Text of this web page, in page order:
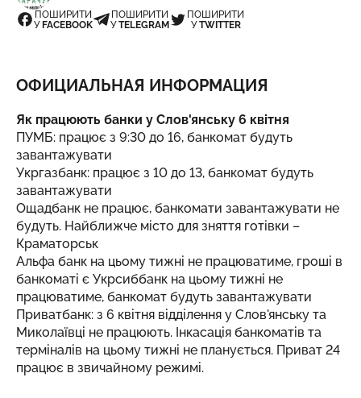
ПОШИРИТИ
У FACEBOOK
ПОШИРИТИ
УTELEGRAM
ПОШИРИТИ
УTWITTER
ОФИЦИАЛЬНАЯ ИНФОРМАЦИЯ
Як працюють банки у Слов'янську 6 квітня
ПУМБ: працює з 9:30 до 16, банкомат будуть
завантажувати
Укргазбанк: працює з 10 до 13, банкомат будуть
завантажувати
Ощадбанк не працює, банкомати завантажувати не
будуть. Найближче місто для зняття готівки –
Краматорськ
Альфа банк на цьому тижні не працюватиме, гроші в
банкоматі є Укрсиббанк на цьому тижні не
працюватиме, банкомат будуть завантажувати
Приватбанк: з 6 квітня відділення у Слов'янську та
Миколаївці не працюють. Інкасація банкоматів та
терміналів на цьому тижні не планується. Приват 24
працює в звичайному режимі.